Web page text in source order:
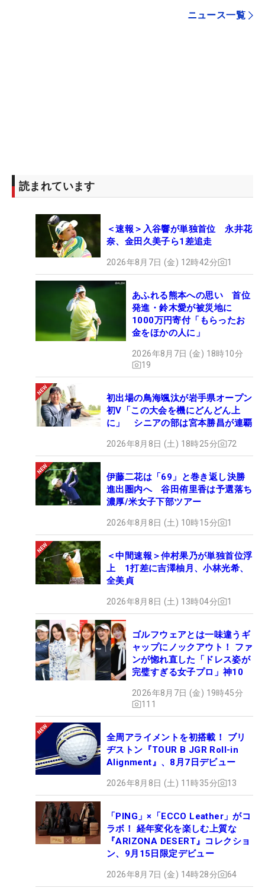
ニュース一覧
読まれています
＜速報＞入谷響が単独首位 永井花
奈、金田久美子ら1差追走
2026年8月7日 (金) 12時42分 1
あふれる熊本への思い 首位
発進・鈴木愛が被災地に
1000万円寄付「もらったお
金をほかの人に」
2026年8月7日 (金) 18時10分
19
初出場の鳥海颯汰が岩手県オープン
初V「この大会を機にどんどん上
に」 シニアの部は宮本勝昌が連覇
2026年8月8日 (土) 18時25分 72
伊藤二花は「69」と巻き返し決勝
進出圏内へ 谷田侑里香は予選落ち
濃厚/米女子下部ツアー
2026年8月8日 (土) 10時15分 1
＜中間速報＞仲村果乃が単独首位浮
上 1打差に吉澤柚月、小林光希、
全美貞
2026年8月8日 (土) 13時04分 1
ゴルフウェアとは一味違うギ
ャップにノックアウト！ ファ
ンが惚れ直した「ドレス姿が
完璧すぎる女子プロ」神10
2026年8月7日 (金) 19時45分
111
全周アライメントを初搭載！ ブリ
ヂストン『TOUR B JGR Roll-in
Alignment』、8月7日デビュー
2026年8月8日 (土) 11時35分 13
「PING」×「ECCO Leather」がコ
ラボ！ 経年変化を楽しむ上質な
『ARIZONA DESERT』コレクショ
ン、9月15日限定デビュー
2026年8月7日 (金) 14時28分 64